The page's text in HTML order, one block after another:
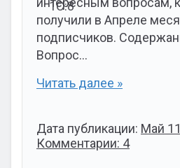
получили в Апреле
подписчиков.
Вопрос…
Читать далее »
Дата публикации: Май
Комментарии: 4